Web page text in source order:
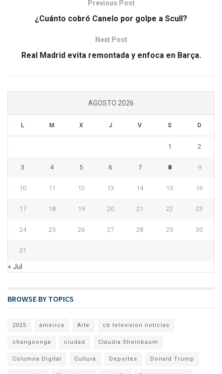
Previous Post
¿Cuánto cobró Canelo por golpe a Scull?
Next Post
Real Madrid evita remontada y enfoca en Barça.
AGOSTO 2026
L M X J V S D
1 2
3 4 5 6 7 8 9
10 11 12 13 14 15 16
17 18 19 20 21 22 23
24 25 26 27 28 29 30
31
« Jul
BROWSE BY TOPICS
2025 america Arte cb television noticias
changoonga ciudad Claudia Sheinbaum
Columna Digital Cultura Deportes Donald Trump